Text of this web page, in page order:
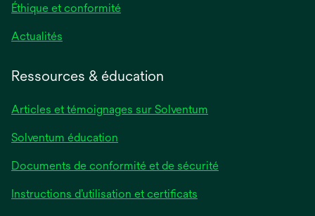
Éthique et conformité
Actualités
Ressources & éducation
Articles et témoignages sur Solventum
Solventum éducation
Documents de conformité et de sécurité
Instructions d’utilisation et certificats